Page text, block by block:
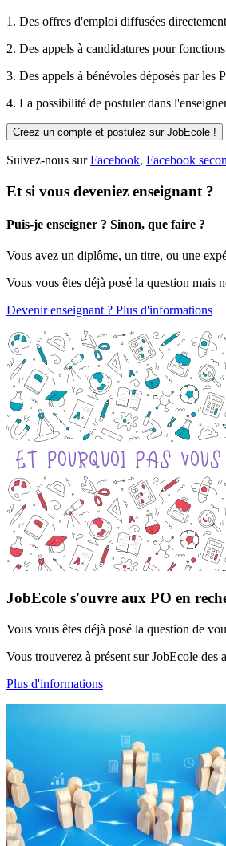
1. Des offres d'emploi diffusées
2. Des appels à candidatures pour
3. Des appels à bénévoles déposés par les
4. La possibilité de postulerdans
Créez un compte et postulez sur JobEcole !
Suivez-nous surFacebook, Facebook
Et si vous deveniez enseignant ?
Puis-je enseigner ? Sinon, que faire ?
Vous avez un diplôme, un titre, ou une
Vous vous êtes déjà posé la question mais
Devenir enseignant ? Plus d'informations
JobEcole s'ouvre aux PO en
Vous vous êtes déjà posé la question de
Vous trouverez à présent sur JobEcole des
Plus d'informations